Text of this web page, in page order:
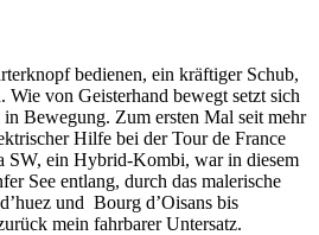
bedienen, ein kräftiger Schub,
von Geisterhand bewegt setzt sich
Bewegung. Zum ersten Mal seit mehr
Hilfe bei der Tour de France
SW, ein Hybrid-Kombi, war in diesem
See entlang, durch das malerische
und Bourg d’Oisans bis
mein fahrbarer Untersatz.